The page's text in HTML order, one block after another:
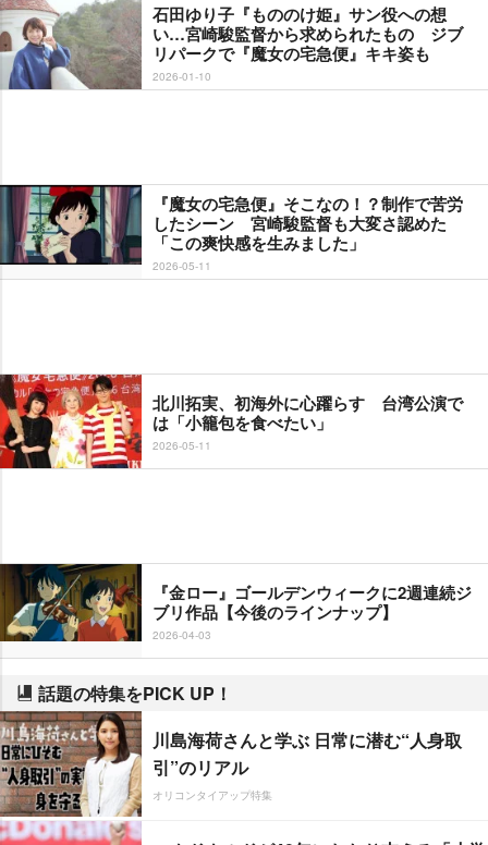
石田ゆり子『もののけ姫』サン役への想
い…宮崎駿監督から求められたもの ジブ
リパークで『魔女の宅急便』キキ姿も
2026-01-10
『魔女の宅急便』そこなの！？制作で苦労
したシーン 宮崎駿監督も大変さ認めた
「この爽快感を生みました」
2026-05-11
北川拓実、初海外に心躍らす 台湾公演で
は「小籠包を食べたい」
2026-05-11
『金ロー』ゴールデンウィークに2週連続ジ
ブリ作品【今後のラインナップ】
2026-04-03
話題の特集をPICK UP！
川島海荷さんと学ぶ 日常に潜む“人身取
引”のリアル
オリコンタイアップ特集